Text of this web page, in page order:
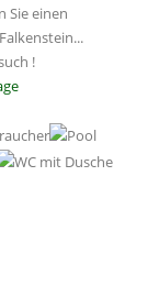
Sie einen
!